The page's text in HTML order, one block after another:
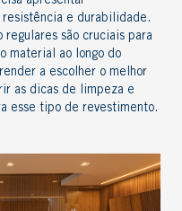
resistência e durabilidade.
são cruciais para
material ao longo do
a escolher o melhor
as dicas de limpeza e
esse tipo de revestimento.